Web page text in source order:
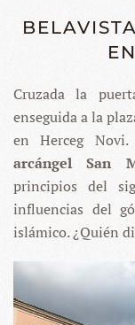
Cruzada la
enseguida a la
en Herceg Novi.
arcángel San
principios del
influencias del
islámico. ¿Quién